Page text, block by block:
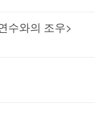
수와의 조우>